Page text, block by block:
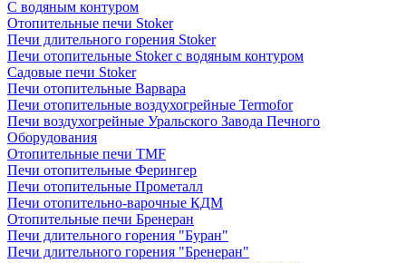
C водяным контуром
Отопительные печи Stoker
Печи длительного горения Stoker
Печи отопительные Stoker с водяным контуром
Садовые печи Stoker
Печи отопительные Варвара
Печи отопительные воздухогрейные Termofor
Печи воздухогрейные Уральского Завода Печного
Оборудования
Отопительные печи TMF
Печи отопительные Ферингер
Печи отопительные Прометалл
Печи отопительно-варочные КДМ
Отопительные печи Бренеран
Печи длительного горения "Буран"
Печи длительного горения "Бренеран"